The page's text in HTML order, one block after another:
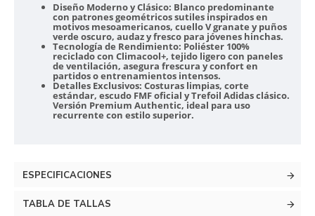
Diseño Moderno y Clásico: Blanco predominante
con patrones geométricos sutiles inspirados en
motivos mesoamericanos, cuello V granate y puños
verde oscuro, audaz y fresco para jóvenes hinchas.
Tecnología de Rendimiento: Poliéster 100%
reciclado con Climacool+, tejido ligero con paneles
de ventilación, asegura frescura y confort en
partidos o entrenamientos intensos.
Detalles Exclusivos: Costuras limpias, corte
estándar, escudo FMF oficial y Trefoil Adidas clásico.
Versión Premium Authentic, ideal para uso
recurrente con estilo superior.
ESPECIFICACIONES
TABLA DE TALLAS